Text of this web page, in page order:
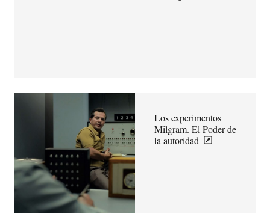
Los experimentos
Milgram. El Poder de
la autoridad